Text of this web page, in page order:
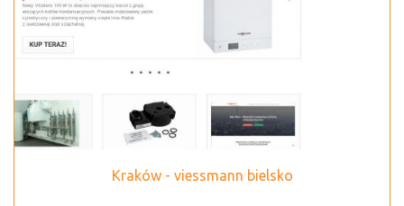
Kraków - viessmann bielsko